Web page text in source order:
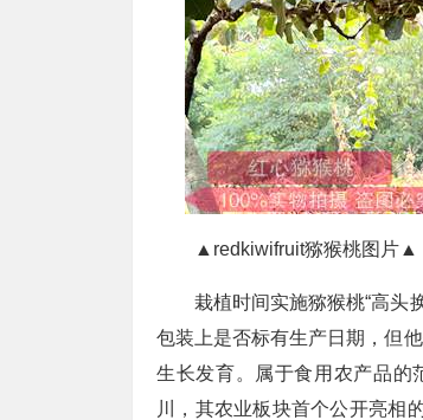
▲redkiwifruit猕猴桃图片▲
栽植时间实施猕猴桃“高头
包装上是否标有生产日期，但
生长发育。属于食用农产品的
川，其农业板块首个公开亮相